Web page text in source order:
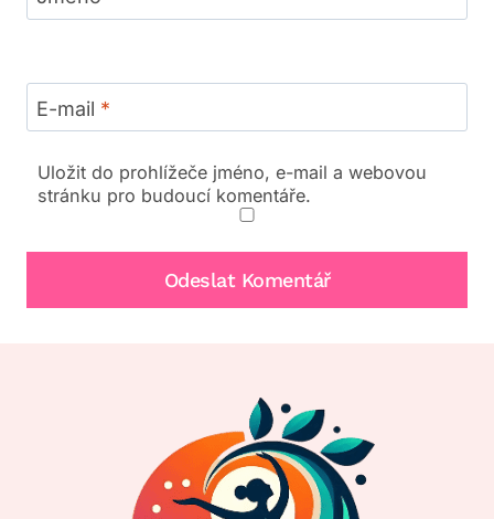
E-mail *
Uložit do prohlížeče jméno, e-mail a webovou
stránku pro budoucí komentáře.